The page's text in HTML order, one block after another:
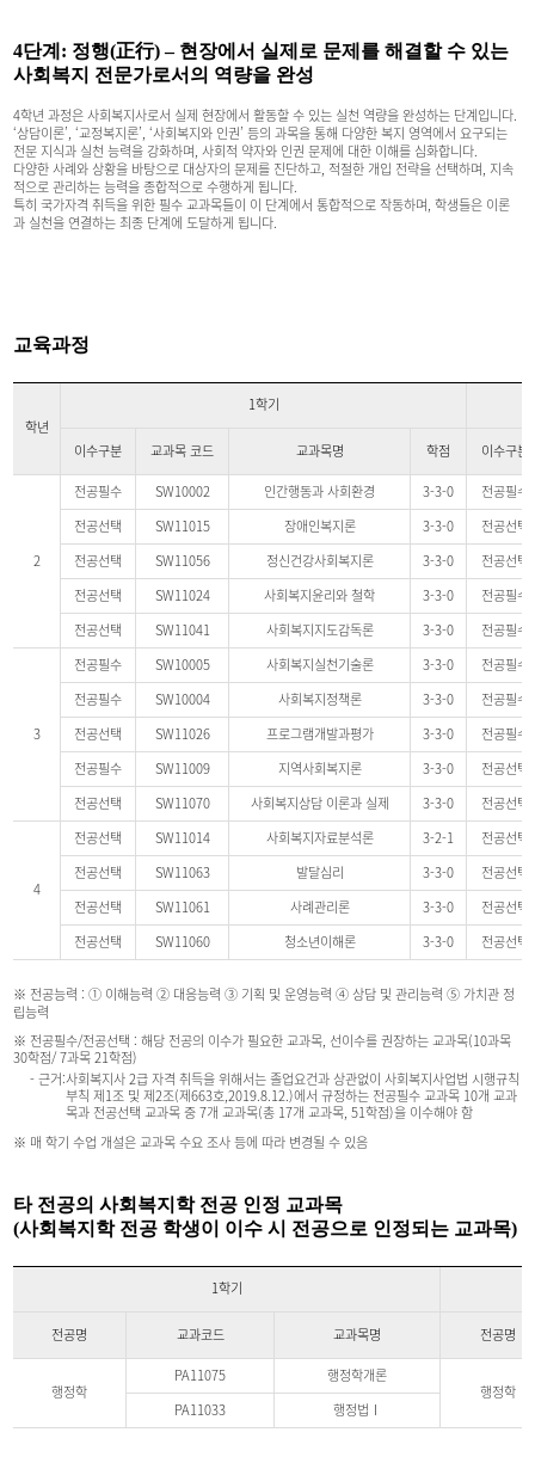
4단계: 정행(正行) – 현장에서 실제로 문제를 해결할 수 있는
사회복지 전문가로서의 역량을 완성
4학년 과정은 사회복지사로서 실제 현장에서 활동할 수 있는 실천 역량을 완성하는 단계입니다.
‘상담이론’, ‘교정복지론’, ‘사회복지와 인권’ 등의 과목을 통해 다양한 복지 영역에서 요구되는
전문 지식과 실천 능력을 강화하며, 사회적 약자와 인권 문제에 대한 이해를 심화합니다.
다양한 사례와 상황을 바탕으로 대상자의 문제를 진단하고, 적절한 개입 전략을 선택하며, 지속
적으로 관리하는 능력을 종합적으로 수행하게 됩니다.
특히 국가자격 취득을 위한 필수 교과목들이 이 단계에서 통합적으로 작동하며, 학생들은 이론
과 실천을 연결하는 최종 단계에 도달하게 됩니다.
교육과정
학년
1학기
이수구분 교과목 코드 교과목명 학점 이수구분
2
전공필수 SW10002 인간행동과 사회환경 3-3-0
전공필수
전공선택
SW11015 장애인복지론 3-3-0
전공선택
전공선택
SW11056 정신건강사회복지론 3-3-0
전공선택
전공선택
SW11024 사회복지윤리와 철학 3-3-0
전공필수
전공선택
SW11041 사회복지지도감독론 3-3-0 전공필수
3
전공필수 SW10005 사회복지실천기술론 3-3-0
전공필수
전공필수
SW10004 사회복지정책론 3-3-0
전공필수
전공선택
SW11026 프로그램개발과평가 3-3-0
전공필수
전공필수
SW11009 지역사회복지론 3-3-0
전공선택
전공선택
SW11070 사회복지상담 이론과 실제 3-3-0 전공선택
4
전공선택 SW11014 사회복지자료분석론 3-2-1
전공선택
전공선택
SW11063 발달심리 3-3-0
전공선택
전공선택
SW11061 사례관리론 3-3-0
전공선택
전공선택
SW11060 청소년이해론 3-3-0 전공선택
※ 전공능력 : ① 이해능력 ② 대응능력 ③ 기획 및 운영능력 ④ 상담 및 관리능력 ⑤ 가치관 정
립능력
※ 전공필수/전공선택 : 해당 전공의 이수가 필요한 교과목, 선이수를 권장하는 교과목(10과목
30학점/ 7과목 21학점)
- 근거:사회복지사 2급 자격 취득을 위해서는 졸업요건과 상관없이 사회복지사업법 시행규칙
부칙 제1조 및 제2조(제663호,2019.8.12.)에서 규정하는 전공필수 교과목 10개 교과
목과 전공선택 교과목 중 7개 교과목(총 17개 교과목, 51학점)을 이수해야 함
※ 매 학기 수업 개설은 교과목 수요 조사 등에 따라 변경될 수 있음
타 전공의 사회복지학 전공 인정 교과목
(사회복지학 전공 학생이 이수 시 전공으로 인정되는 교과목)
1학기
전공명 교과코드 교과목명 전공명
행정학
PA11075
행정학개론
행정학
PA11033
행정법Ⅰ